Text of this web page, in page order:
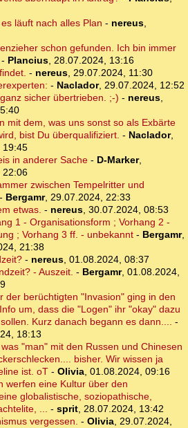
läuft nach alles Plan - nereus,
schon gefunden. Ich bin immer
- Plancius, 28.07.2024, 13:16
- nereus, 29.07.2024, 11:30
- Naclador, 29.07.2024, 12:52
sicher übertrieben. ;-) - nereus,
mit dem, was uns sonst so als Exbärte
bist Du überqualifiziert. - Naclador,
19:45
in anderer Sache- D-Marker,
22:06
zwischen Tempelritter und
- Bergamr, 29.07.2024, 22:33
etwas. - nereus, 30.07.2024, 08:53
1 - Organisationsform ; Vorhang 2 -
; Vorhang 3 ff. - unbekannt - Bergamr,
21:38
- nereus, 01.08.2024, 08:37
- Auszeit. - Bergamr, 01.08.2024,
der berüchtigten "Invasion" ging in den
um, dass die "Logen" ihr "okay" dazu
Kurz danach begann es dann.... -
18:13
"man" mit den Russen und Chinesen
bisher. Wir wissen ja
ist. oT - Olivia, 01.08.2024, 09:16
werfen eine Kultur über den
globalistische, soziopathische,
... - sprit, 28.07.2024, 13:42
vergessen. - Olivia, 29.07.2024,